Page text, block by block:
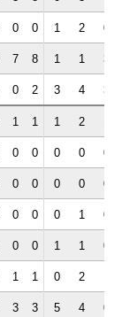
0 0 1 2 0
7 8 1 1 3
0 2 3 4 3
1 1 1 2
0 0 0 0 0
0 0 0 0 0
0 0 0 1 0
0 0 1 1 0
1 1 0 2
3 3 5 4 0